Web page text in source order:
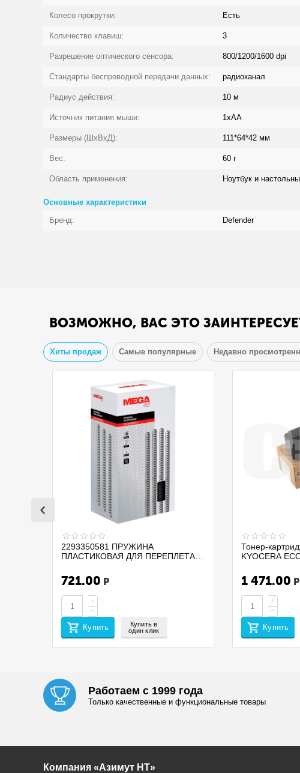
Колесо прокрутки: Есть
Количество клавиш: 3
Разрешение оптического сенсора: 800/1200/1600 dpi
Стандарты беспроводной передачи данных: радиоканал
Радиус действия: 10 м
Источник питания мыши: 1xAA
Размеры (ШxВxД): 111*64*42 мм
Вес: 60 г
Область применения: Ноутбук и
Основные характеристики
Бренд:
Defender
ВОЗМОЖНО, ВАС ЭТО
Хиты продаж Самые популярные Недавно
2293350581 ПРУЖИНА
ПЛАСТИКОВАЯ ДЛЯ ПЕРЕПЛЕТА
255112 D=32 А4 280ЛИСТОВ 50ШТ
ЧЕРНЫЙ
721.00 Р
+
−
Купить
Купить в
один клик
Тонер-
KYOCERA
/
(EUR/MEA/Afr),
CET141959
1 471.00 Р
+
−
Купить
Работаем с 1999 года
Только качественные и функциональные товары
Компания «Азимут НТ»